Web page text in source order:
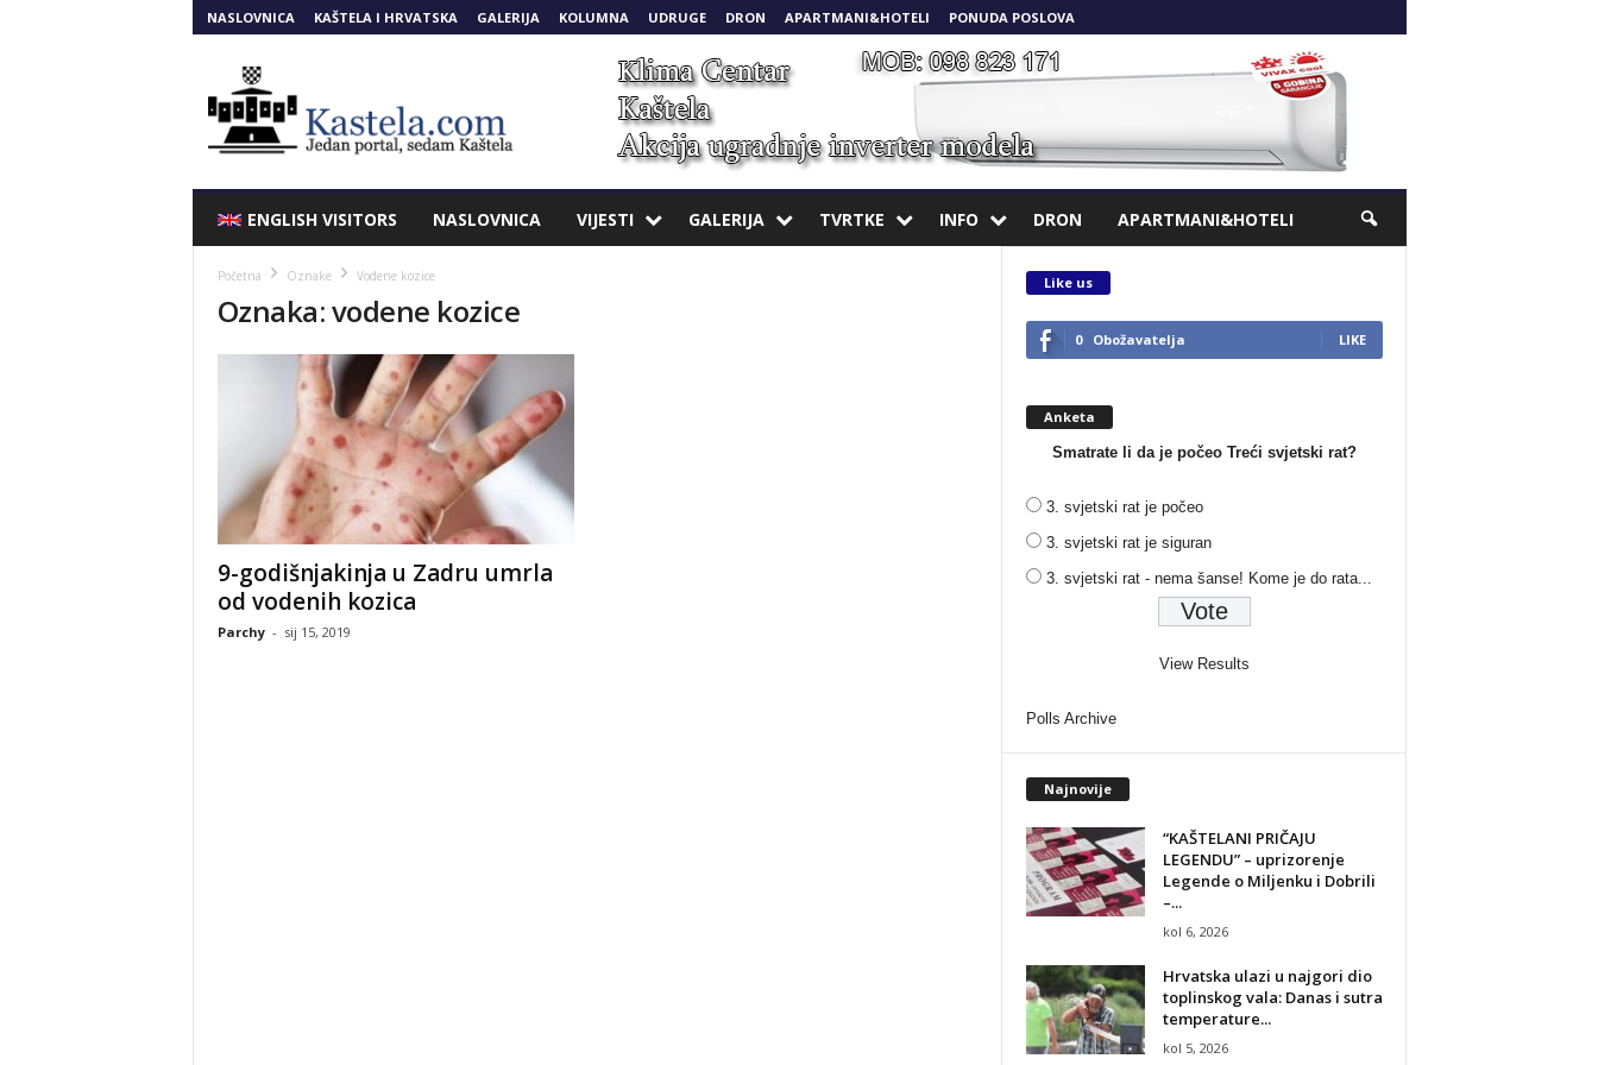
NASLOVNICA KAŠTELA I HRVATSKA GALERIJA KOLUMNA UDRUGE DRON APARTMANI&HOTELI PONUDA POSLOVA
ENGLISH VISITORS NASLOVNICA VIJESTI GALERIJA TVRTKE INFO DRON APARTMANI&HOTELI
Početna Oznake Vodene kozice
Oznaka: vodene kozice
9-godišnjakinja u Zadru umrla
od vodenih kozica
Parchy - sij 15, 2019
Like us
0 Obožavatelja LIKE
Anketa
Smatrate li da je počeo Treći svjetski rat?
3. svjetski rat je počeo
3. svjetski rat je siguran
3. svjetski rat - nema šanse! Kome je do rata...
View Results
Polls Archive
Najnovije
“KAŠTELANI PRIČAJU
LEGENDU” – uprizorenje
Legende o Miljenku i Dobrili
–...
kol 6, 2026
Hrvatska ulazi u najgori dio
toplinskog vala: Danas i sutra
temperature...
kol 5, 2026